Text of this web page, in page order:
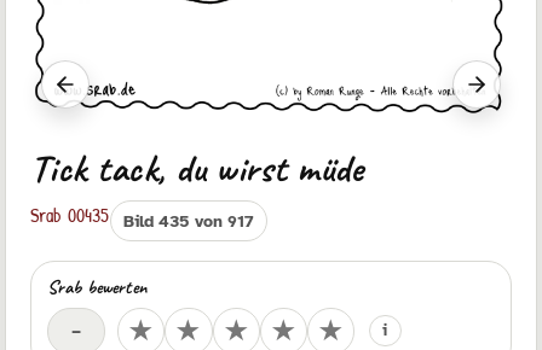
Vorheriger Srab
Tick tack, du wirst müde
Srab 00435 Bild 435 von 917
Srab bewerten
–
Deine Bewertung ★
★
★
★
★ i